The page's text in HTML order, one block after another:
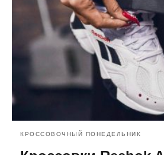
КРОССОВОЧНЫЙ ПОНЕДЕЛЬНИК